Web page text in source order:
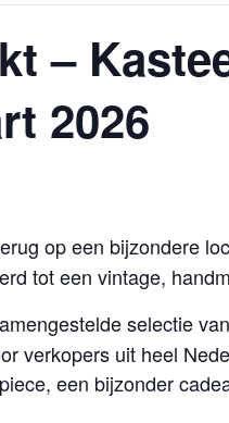
–
2026
op een bijzondere
tot een vintage,
selectie
verkopers uit heel
een bijzonder